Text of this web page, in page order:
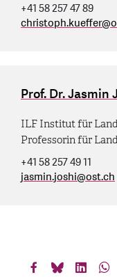
+41 58 257 47 89
christoph.kueffer@
Prof. Dr. Jasmin
ILF Institut für
Professorin für
+41 58 257 49 11
jasmin.joshi@ost.ch